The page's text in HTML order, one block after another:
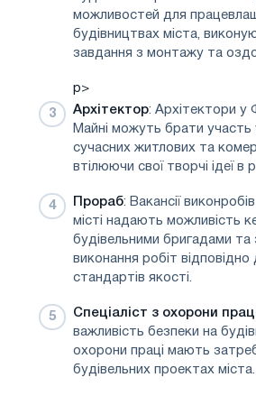
можливостей для
будівництвах міста,
завдання з монтажу та
p>
Архітектор: Архітектори у
Майні можуть брати участь
сучасних житлових та
втілюючи свої творчі ідеї в
Прораб: Вакансії
місті надають можливість
будівельними бригадами та
виконання робіт
стандартів якості.
Спеціаліст з охорони
важливість безпеки на
охорони праці мають
будівельних проектах міста.